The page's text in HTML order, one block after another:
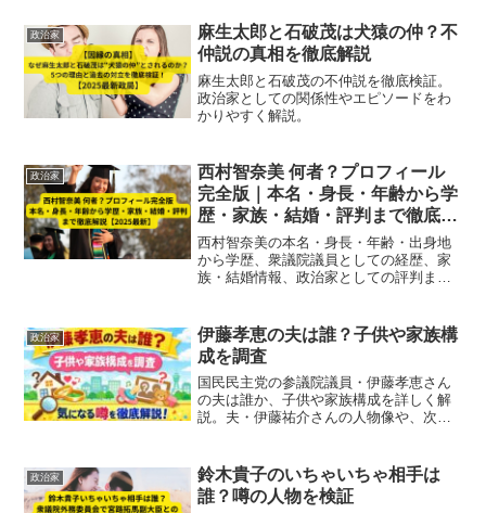
政治家
麻生太郎と石破茂は犬猿の仲？不
仲説の真相を徹底解説
麻生太郎と石破茂の不仲説を徹底検証。
政治家としての関係性やエピソードをわ
かりやすく解説。
政治家
西村智奈美 何者？プロフィール
完全版｜本名・身長・年齢から学
歴・家族・結婚・評判まで徹底解
説【2025最新】
西村智奈美の本名・身長・年齢・出身地
から学歴、衆議院議員としての経歴、家
族・結婚情報、政治家としての評判まで
家の人物像を総合的に紹介します。
政治家
伊藤孝恵の夫は誰？子供や家族構
成を調査
国民民主党の参議院議員・伊藤孝恵さん
の夫は誰か、子供や家族構成を詳しく解
説。夫・伊藤祐介さんの人物像や、次女
ードまでわかりやすくまとめています。
政治家
鈴木貴子のいちゃいちゃ相手は
誰？噂の人物を検証